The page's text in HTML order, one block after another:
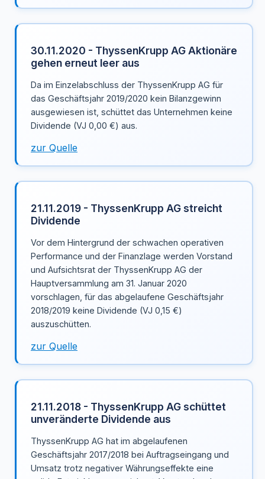
30.11.2020 - ThyssenKrupp AG Aktionäre
gehen erneut leer aus
Da im Einzelabschluss der ThyssenKrupp AG für
das Geschäftsjahr 2019/2020 kein Bilanzgewinn
ausgewiesen ist, schüttet das Unternehmen keine
Dividende (VJ 0,00 €) aus.
zur Quelle
21.11.2019 - ThyssenKrupp AG streicht
Dividende
Vor dem Hintergrund der schwachen operativen
Performance und der Finanzlage werden Vorstand
und Aufsichtsrat der ThyssenKrupp AG der
Hauptversammlung am 31. Januar 2020
vorschlagen, für das abgelaufene Geschäftsjahr
2018/2019 keine Dividende (VJ 0,15 €)
auszuschütten.
zur Quelle
21.11.2018 - ThyssenKrupp AG schüttet
unveränderte Dividende aus
ThyssenKrupp AG hat im abgelaufenen
Geschäftsjahr 2017/2018 bei Auftragseingang und
Umsatz trotz negativer Währungseffekte eine